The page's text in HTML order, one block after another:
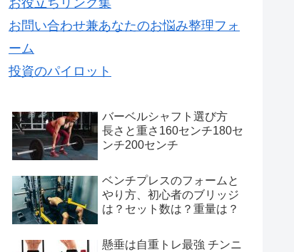
お役立ちリンク集
お問い合わせ兼あなたのお悩み整理フォ
ーム
投資のパイロット
バーベルシャフト選び方
長さと重さ160センチ180セ
ンチ200センチ
ベンチプレスのフォームと
やり方、初心者のブリッジ
は？セット数は？重量は？
懸垂は自重トレ最強 チンニ